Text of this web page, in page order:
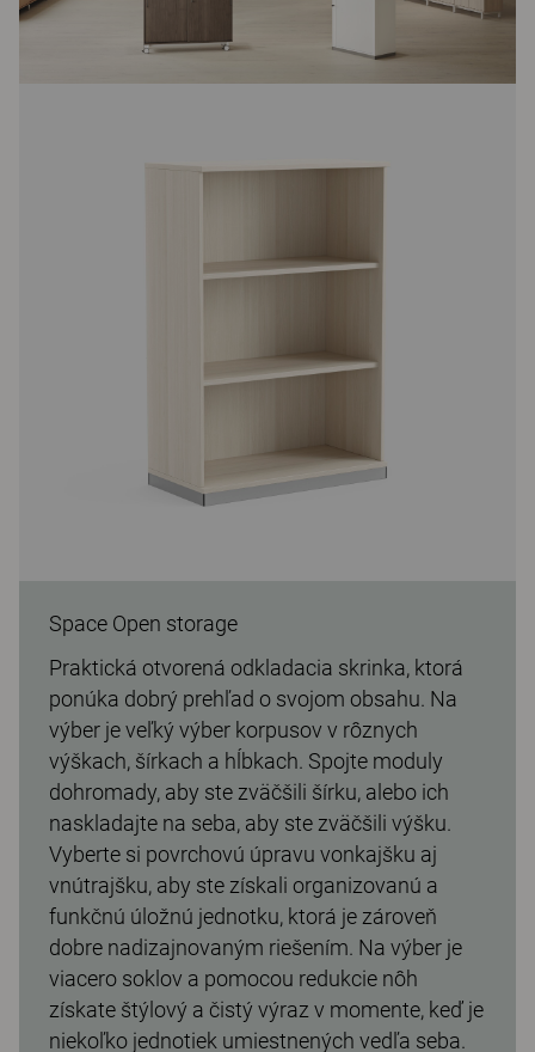
Space Open storage
Praktická otvorená odkladacia skrinka, ktorá
ponúka dobrý prehľad o svojom obsahu. Na
výber je veľký výber korpusov v rôznych
výškach, šírkach a hĺbkach. Spojte moduly
dohromady, aby ste zväčšili šírku, alebo ich
naskladajte na seba, aby ste zväčšili výšku.
Vyberte si povrchovú úpravu vonkajšku aj
vnútrajšku, aby ste získali organizovanú a
funkčnú úložnú jednotku, ktorá je zároveň
dobre nadizajnovaným riešením. Na výber je
viacero soklov a pomocou redukcie nôh
získate štýlový a čistý výraz v momente, keď je
niekoľko jednotiek umiestnených vedľa seba.